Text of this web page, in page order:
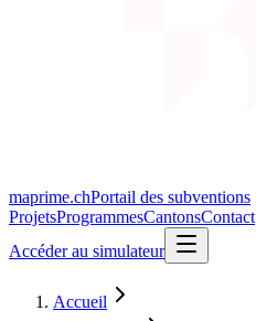
maprime.chPortail des subventions
ProjetsProgrammesCantonsContact
Accéder au simulateur
Accueil